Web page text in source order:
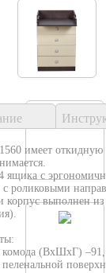
имеет откидную
ящика с
роликовыми
корпус выполнен
комода (ВхШхГ)
пеленальной